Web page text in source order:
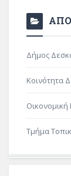
Δήμος
Κοινότητα
Οικονομική
Τμήμα